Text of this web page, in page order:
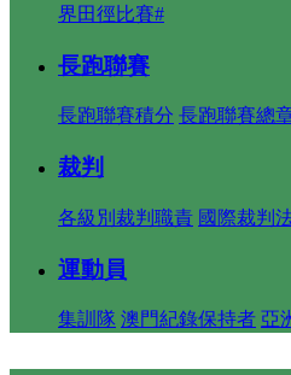
界田徑比賽#
長跑聯賽
長跑聯賽積分 長跑聯賽總
裁判
各級別裁判職責 國際裁判
運動員
集訓隊 澳門紀錄保持者 亞